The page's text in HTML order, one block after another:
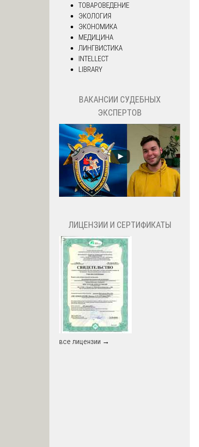
ТОВАРОВЕДЕНИЕ
ЭКОЛОГИЯ
ЭКОНОМИКА
МЕДИЦИНА
ЛИНГВИСТИКА
INTELLECT
LIBRARY
ВАКАНСИИ СУДЕБНЫХ
ЭКСПЕРТОВ
ЛИЦЕНЗИИ И СЕРТИФИКАТЫ
все лицензии →